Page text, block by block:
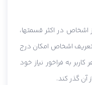
اشخاص در اکثر قسمتها،
تعريف اشخاص امکان درج
به فراخور نياز خود
آن گذر کند.